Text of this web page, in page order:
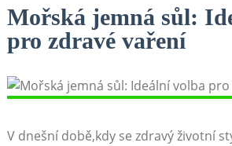
Mořská jemná sůl:
pro zdravé vaření
V dnešní době,kdy se zdravý životní